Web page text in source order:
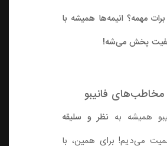
مهمه؟ انیمه‌ها همیشه با
کیفیت پخش می‌شه!
مخاطب‌های فانیبو
همیشه به نظر و سلیقه
می‌دیم! برای همین، با